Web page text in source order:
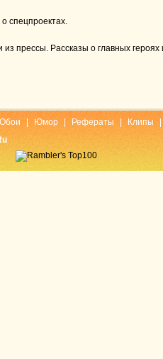
спецпроектах.
прессы. Рассказы о главных
Обои Юмор Рефераты Клипы